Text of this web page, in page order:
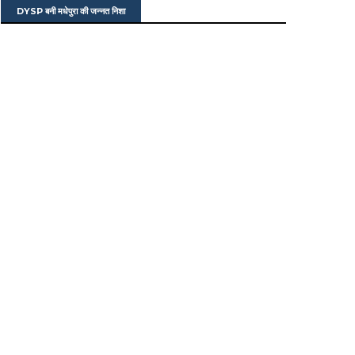
DYSP बनी मधेपुरा की जन्नत निशा